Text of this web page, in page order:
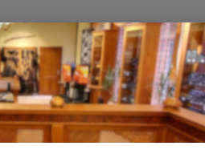
Hledat
série CZ 600+ CZ 600 +